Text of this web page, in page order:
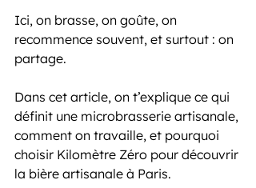
Ici, on brasse, on goûte, on
recommence souvent, et surtout : on
partage.
Dans cet article, on t’explique ce qui
définit une microbrasserie artisanale,
comment on travaille, et pourquoi
choisir Kilomètre Zéro pour découvrir
la bière artisanale à Paris.